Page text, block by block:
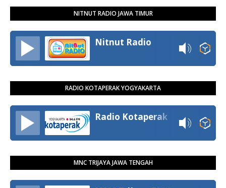
NITNUT RADIO JAWA TIMUR
Nitnut Radio
RADIO KOTAPERAK YOGYAKARTA
Radio Kotaperak
MNC TRIJAYA JAWA TENGAH